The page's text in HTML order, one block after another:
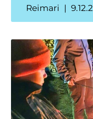
Reimari